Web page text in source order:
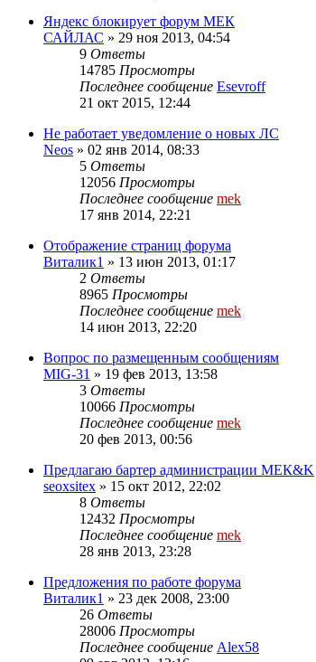
Яндекс блокирует форум МЕК
САЙЛАС » 29 ноя 2013, 04:54
9 Ответы
14785 Просмотры
Последнее сообщение Esevroff
21 окт 2015, 12:44
Не работает уведомление о новых ЛС
Neos » 02 янв 2014, 08:33
5 Ответы
12056 Просмотры
Последнее сообщение mek
17 янв 2014, 22:21
Отображение страниц форума
Виталик1 » 13 июн 2013, 01:17
2 Ответы
8965 Просмотры
Последнее сообщение mek
14 июн 2013, 22:20
Вопрос по размещенным сообщениям
MIG-31 » 19 фев 2013, 13:58
3 Ответы
10066 Просмотры
Последнее сообщение mek
20 фев 2013, 00:56
Предлагаю бартер администрации МЕК&K
seoxsitex » 15 окт 2012, 22:02
8 Ответы
12432 Просмотры
Последнее сообщение mek
28 янв 2013, 23:28
Предложения по работе форума
Виталик1 » 23 дек 2008, 23:00
26 Ответы
28006 Просмотры
Последнее сообщение Alex58